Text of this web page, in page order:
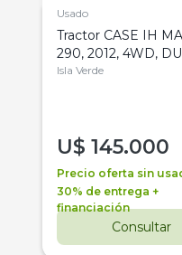
Usado
Tractor CASE IH
290, 2012, 4WD,
Isla Verde
U$ 145.000
Precio oferta sin
30% de entrega +
financiación
Consultar